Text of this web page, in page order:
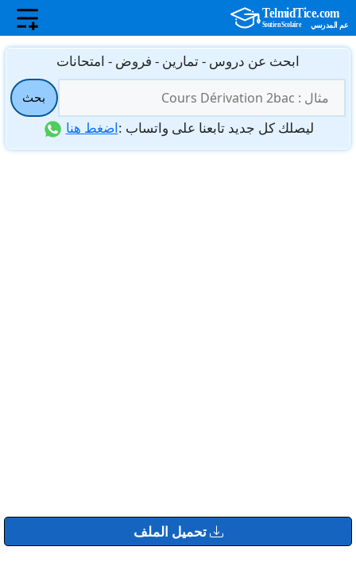
انتقل
المحتوى
ابحث عن دروس - تمارين - فروض - امتحانات
عن:
بحث
ليصلك كل جديد تابعنا على واتساب :اضغط هنا
تحميل الملف